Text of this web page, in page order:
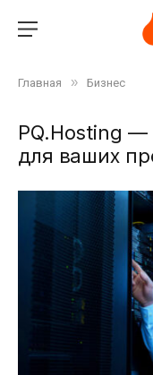
Главная » Бизнес
PQ.Hosting —
для ваших